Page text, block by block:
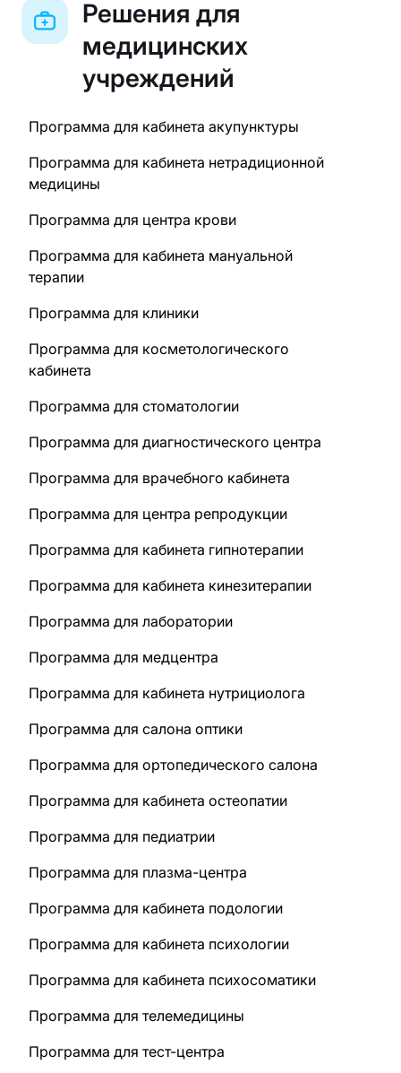
Решения для
медицинских
учреждений
Программа для кабинета акупунктуры
Программа для кабинета нетрадиционной
медицины
Программа для центра крови
Программа для кабинета мануальной
терапии
Программа для клиники
Программа для косметологического
кабинета
Программа для стоматологии
Программа для диагностического центра
Программа для врачебного кабинета
Программа для центра репродукции
Программа для кабинета гипнотерапии
Программа для кабинета кинезитерапии
Программа для лаборатории
Программа для медцентра
Программа для кабинета нутрициолога
Программа для салона оптики
Программа для ортопедического салона
Программа для кабинета остеопатии
Программа для педиатрии
Программа для плазма-центра
Программа для кабинета подологии
Программа для кабинета психологии
Программа для кабинета психосоматики
Программа для телемедицины
Программа для тест-центра